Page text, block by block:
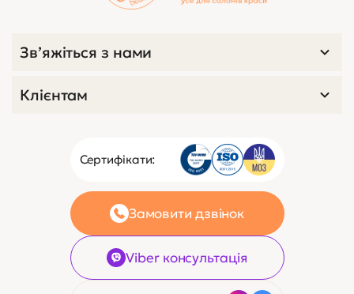
Сертифікати:
Замовити дзвінок
Viber консультація
Зв’яжіться з нами
Клієнтам